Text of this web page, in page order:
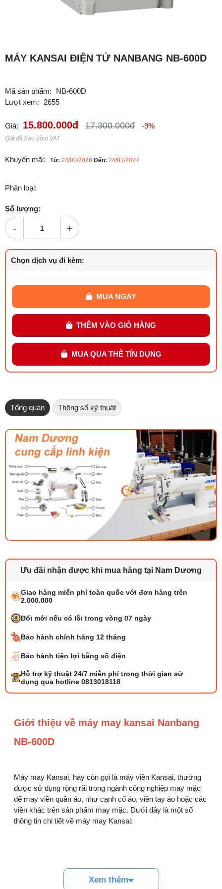
MÁY KANSAI ĐIỆN TỬ NANBANG NB-600D
Mã sản phẩm:
NB-600D
Lượt xem:
2655
Giá: 15.800.000đ 17.300.000đ -9%
Giá đã bao gồm VAT
Khuyến mãi: Từ: 24/01/2026 Đến: 24/01/2027
Phân loại:
Số lượng:
- +
Chọn dịch vụ đi kèm:
MUA NGAY
THÊM VÀO GIỎ HÀNG
MUA QUA THẺ TÍN DỤNG
Tổng quan Thông số kỹ thuật
Ưu đãi nhận được khi mua hàng tại Nam Dương
Giao hàng miễn phí toàn quốc với đơn hàng trên
2.000.000
Đổi mới nếu có lỗi trong vòng 07 ngày
Bảo hành chính hãng 12 tháng
Bảo hành tiện lợi bằng số điện
Hỗ trợ kỹ thuật 24/7 miễn phí trong thời gian sử
dụng qua hotline 0813018118
Giới thiệu về máy may kansai Nanbang
NB-600D
Máy may Kansai, hay còn gọi là máy viền Kansai, thường
được sử dụng rộng rãi trong ngành công nghiệp may mặc
để may viền quần áo, như cạnh cổ áo, viền tay áo hoặc các
viền khác trên sản phẩm may mặc. Dưới đây là một số
thông tin chi tiết về máy may Kansai:
Thông Số Kỹ Thuật máy Kansai
Xem thêm
Bộ phụ trợ kéo vải máy may là gì? Công
dụng và cách lắp
đáng mua
21/07/2026 09:08 AM
Cách vệ sinh máy cắt nhiệt dây đai an toàn,
dễ làm
08/08/2026 08:58 AM
05/08/2026 10:52 AM